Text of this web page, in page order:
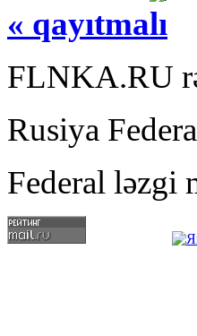
« qayıtmalı
FLNKA.RU
Rusiya
Federal ləzgi